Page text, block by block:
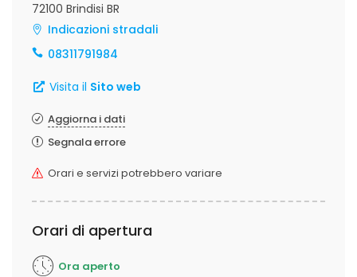
72100 Brindisi BR
Indicazioni stradali
08311791984
Visita il Sito web
Aggiorna i dati
Segnala errore
Orari e servizi potrebbero variare
Orari di apertura
Ora aperto